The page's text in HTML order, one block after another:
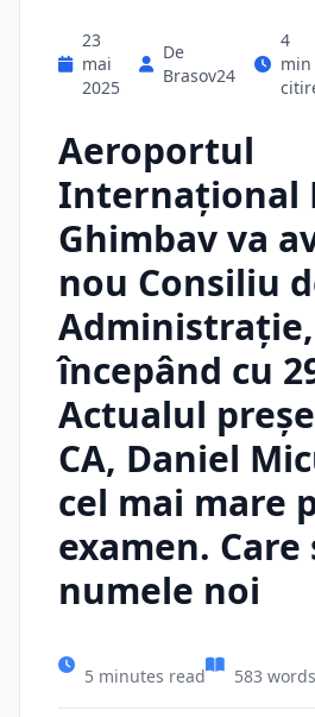
23
mai
2025
De
Brasov24
4
min
Aeroportul
Internațional
Ghimbav va
nou Consiliu
Administrație,
începând cu
Actualul
CA, Daniel
cel mai mare
examen.
numele noi
5 minutes read 583 words